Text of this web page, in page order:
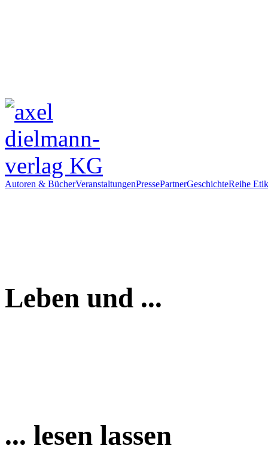
Autoren & BücherVeranstaltungenPressePartnerGeschichteReihe
Leben und ...
... lesen lassen